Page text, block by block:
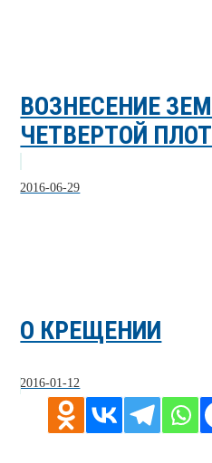
ВОЗНЕСЕНИЕ
ЧЕТВЕРТОЙ
2016-06-29
О КРЕЩЕНИИ
2016-01-12